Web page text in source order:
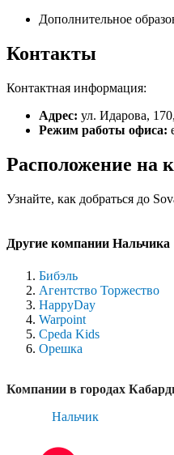
Дополнительное
Контакты
Контактная информация:
Адрес: ул. Идарова,
Режим работы офиса:
Расположение на
Узнайте, как добраться до
Другие компании Нальчика
Бибэль
Агентство Торжество
HappyDay
Warpoint
Среda Kids
Орешка
Компании в городах
Нальчик